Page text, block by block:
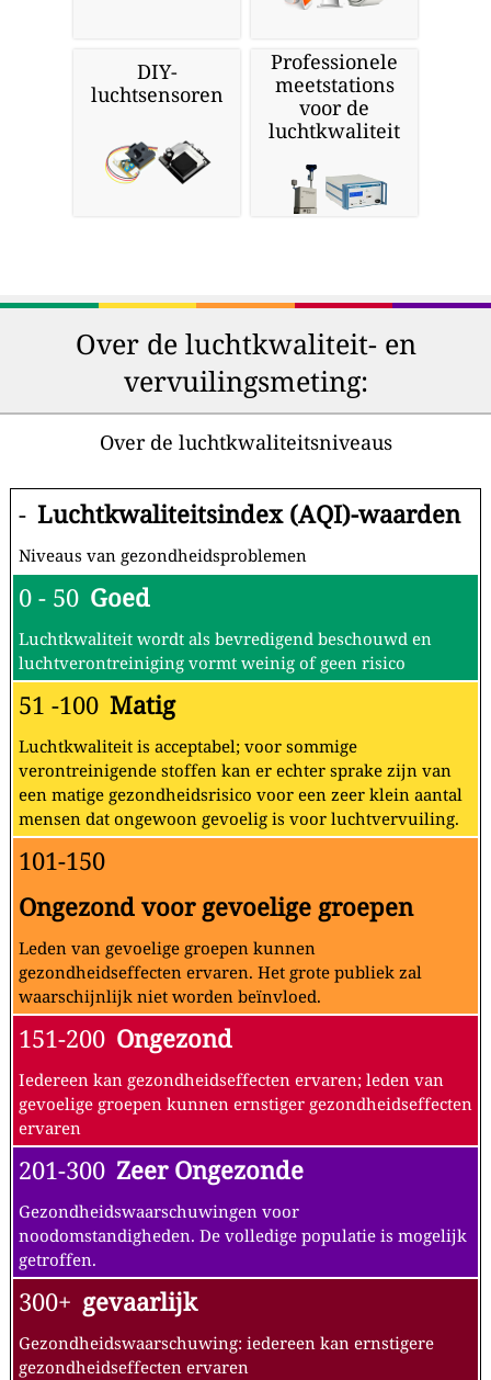
DIY-
luchtsensoren
Professionele
meetstations
voor de
luchtkwaliteit
Over de luchtkwaliteit- en
vervuilingsmeting:
Over de luchtkwaliteitsniveaus
- Luchtkwaliteitsindex (AQI)-waarden
Niveaus van gezondheidsproblemen
0 - 50 Goed
Luchtkwaliteit wordt als bevredigend beschouwd en
luchtverontreiniging vormt weinig of geen risico
51 -100 Matig
Luchtkwaliteit is acceptabel; voor sommige
verontreinigende stoffen kan er echter sprake zijn van
een matige gezondheidsrisico voor een zeer klein aantal
mensen dat ongewoon gevoelig is voor luchtvervuiling.
101-150
Ongezond voor gevoelige groepen
Leden van gevoelige groepen kunnen
gezondheidseffecten ervaren. Het grote publiek zal
waarschijnlijk niet worden beïnvloed.
151-200 Ongezond
Iedereen kan gezondheidseffecten ervaren; leden van
gevoelige groepen kunnen ernstiger gezondheidseffecten
ervaren
201-300 Zeer Ongezonde
Gezondheidswaarschuwingen voor
noodomstandigheden. De volledige populatie is mogelijk
getroffen.
300+ gevaarlijk
Gezondheidswaarschuwing: iedereen kan ernstigere
gezondheidseffecten ervaren